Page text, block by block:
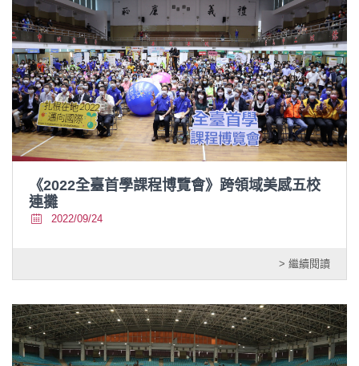
《2022全臺首學課程博覽會》跨領域美感五校
連攤
2022/09/24
> 繼續閱讀